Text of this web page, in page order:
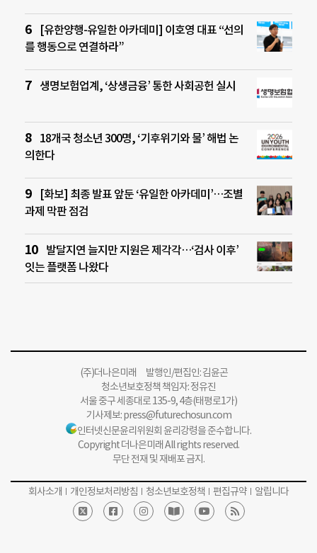
[유한양행-유일한 아카데미] 이호영 대표 “선의
를 행동으로 연결하라”
생명보험업계, ‘상생금융’ 통한 사회공헌 실시
18개국 청소년 300명, ‘기후위기와 물’ 해법 논
의한다
[화보] 최종 발표 앞둔 ‘유일한 아카데미’…조별
과제 막판 점검
발달지연 늘지만 지원은 제각각…‘검사 이후’
잇는 플랫폼 나왔다
(주)더나은미래 발행인/편집인: 김윤곤
청소년보호정책 책임자: 정유진
서울 중구 세종대로 135-9, 4층(태평로1가)
기사제보:press@futurechosun.com
인터넷신문윤리위원회 윤리강령을 준수합니다.
Copyright 더나은미래 All rights reserved.
무단 전재 및 재배포 금지.
회사소개 개인정보처리방침 청소년보호정책 편집규약 알립니다